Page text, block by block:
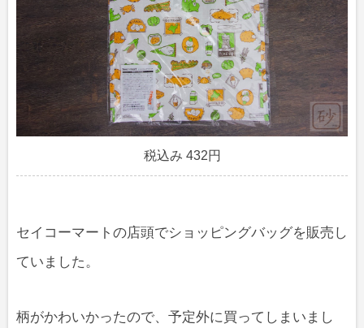
税込み 432円
セイコーマートの店頭でショッピングバッグを販売し
ていました。
柄がかわいかったので、予定外に買ってしまいまし